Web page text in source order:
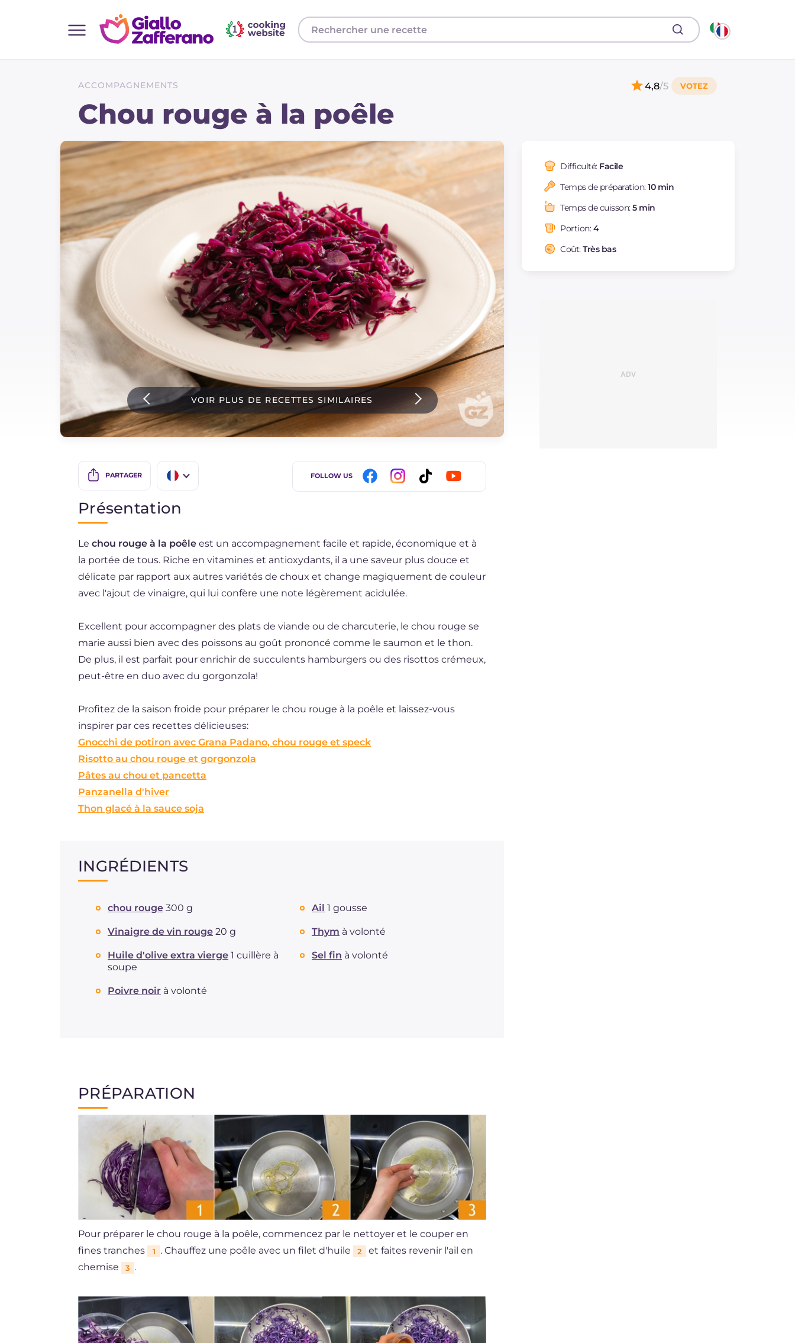
Toutes les recettes
Plats principaux
Boissons et rafraîchissements
Accompagnement
Pizzas et focaccia
Gateaux et patisserie
Dernieres recettes
IT Website
Instagram
YouTube
ACCOMPAGNEMENTS
Chou rouge à la poêle
4,8/5
VOIR PLUS DE RECETTES SIMILAIRES
PARTAGER
ES
BR
FOLLOW US
Difficulté: Facile
Temps de préparation:10 min
Temps de cuisson:5 min
Portion:4
Coût:Très bas
Présentation
Le chou rouge à la poêle est un accompagnement facile et rapide, économique et à
la portée de tous. Riche en vitamines et antioxydants, il a une saveur plus douce et
délicate par rapport aux autres variétés de choux et change magiquement de couleur
avec l'ajout de vinaigre, qui lui confère une note légèrement acidulée.
Excellent pour accompagner des plats de viande ou de charcuterie, le chou rouge se
marie aussi bien avec des poissons au goût prononcé comme le saumon et le thon.
De plus, il est parfait pour enrichir de succulents hamburgers ou des risottos crémeux,
peut-être en duo avec du gorgonzola!
Profitez de la saison froide pour préparer le chou rouge à la poêle et laissez-vous
inspirer par ces recettes délicieuses:
Gnocchi de potiron avec Grana Padano, chou rouge et speck
Risotto au chou rouge et gorgonzola
Pâtes au chou et pancetta
Panzanella d'hiver
Thon glacé à la sauce soja
INGRÉDIENTS
chou rouge 300 g Ail 1 gousse
Vinaigre de vin rouge 20 g Thym à volonté
Huile d'olive extra vierge 1 cuillère à
soupe
Sel fin à volonté
Poivre noir à volonté
PRÉPARATION
Pour préparer le chou rouge à la poêle, commencez par le nettoyer et le couper en
fines tranches
1 . Chauffez une poêle avec un filet d'huile 2
et faites revenir l'ail en
chemise
3 .